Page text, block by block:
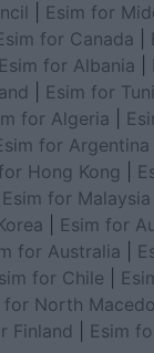
Esim for
for Canada
Esim for Albania
Esim for
for Algeria
for Argentina
Hong Kong
Esim for Malaysia
Esim for
for Australia
for Chile
for North
Finland Esim